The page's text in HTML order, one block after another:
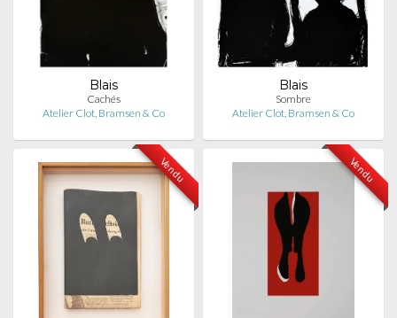
Blais
Cachés
Atelier Clot, Bramsen & Co
Blais
Sombre
Atelier Clot, Bramsen & Co
Vendu Vendu